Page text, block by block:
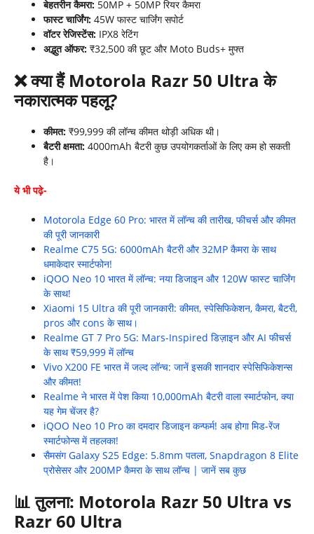
बेहतरीन कैमरा: 50MP + 50MP रियर कैमरा
फास्ट चार्जिंग: 45W फास्ट चार्जिंग सपोर्ट
वॉटर रेजिस्टेंस: IPX8 रेटिंग
अद्भुत ऑफर: ₹32,500 की छूट और Moto Buds+ मुफ्त
❌क्या हैं Motorola Razr 50 Ultraके
नकारात्मक पहलू?
कीमत: ₹99,999 की लॉन्च कीमत थोड़ी अधिक थी।
बैटरी क्षमता: 4000mAh बैटरी कुछ उपयोगकर्ताओं के लिए कम हो सकती
है।
ये भी पढ़े-
Motorola Edge 60 Pro: भारत में लॉन्च की तारीख, फीचर्स और कीमत
की पूरी जानकारी
Realme C75 5G: 6000mAh बैटरी और 32MP कैमरा के साथ
धमाकेदार स्मार्टफोन!
iQOO Neo 10 भारत में लॉन्च: नया डिजाइन और 120W फास्ट चार्जिंग
के साथ!
Xiaomi 15 Ultra की पूरी जानकारी: कीमत, स्पेसिफिकेशन, कैमरा, बैटरी,
pros और cons के साथ।
Realme GT 7 Pro 5G: Mars-Inspired डिज़ाइन और AI फीचर्स
के साथ ₹59,999 में लॉन्च
Vivo X200 FE भारत में जल्द लॉन्च: जानें इसकी शानदार स्पेसिफिकेशन्स
और कीमत!
Realme ने भारत में पेश किया 10,000mAh बैटरी वाला स्मार्टफोन, क्या
यह गेम चेंजर है?
iQOO Neo 10 Pro का दमदार डिजाइन कन्फर्म! अब होगा मिड-रेंज
स्मार्टफोन्स में तहलका!
सैमसंग Galaxy S25 Edge: 5.8mm पतला, Snapdragon 8 Elite
प्रोसेसर और 200MP कैमरा के साथ लॉन्च | जानें सब कुछ
📊 तुलना: Motorola Razr 50 Ultra vs
Razr 60 Ultra